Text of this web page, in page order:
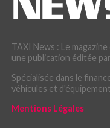
TAXI News : Le
une publication éditée
Spécialisée dans le
véhicules et
Mentions Légales